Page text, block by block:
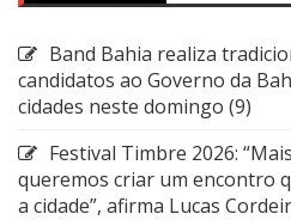
Band Bahia realiza
candidatos ao Governo da
cidades neste domingo (9)
Festival Timbre 2026:
queremos criar um encontro
a cidade”, afirma Lucas